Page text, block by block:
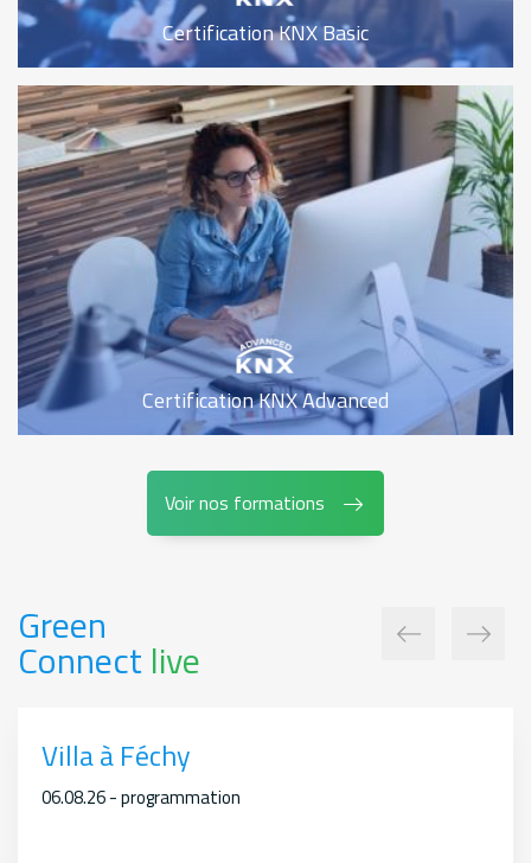
Certification KNX Basic
Certification KNX Advanced
Voir nos formations
Green
Connectlive
Villa à Féchy
06.08.26 - programmation